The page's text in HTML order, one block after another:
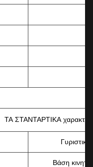
ΤΑ ΣΤΑΝΤΑΡΤΙΚΑ
Γυριστικά
Βάση